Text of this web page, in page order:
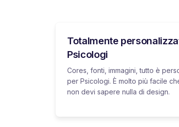
Totalmente
Psicologi
Cores, fonti, immagini, tutto è
per Psicologi. È molto più facile
non devi sapere nulla di design.